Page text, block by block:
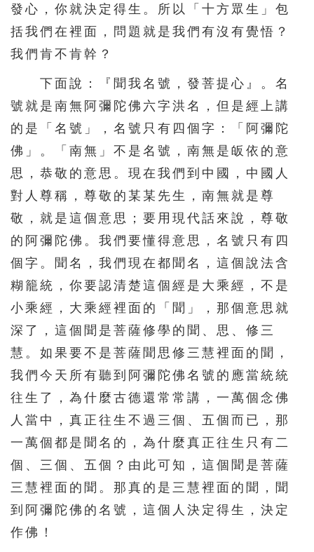
發心，你就決定得生。所以「十方眾生」包
括我們在裡面，問題就是我們有沒有覺悟？
我們肯不肯幹？
下面說：『聞我名號，發菩提心』。名
號就是南無阿彌陀佛六字洪名，但是經上講
的是「名號」，名號只有四個字：「阿彌陀
佛」。「南無」不是名號，南無是皈依的意
思，恭敬的意思。現在我們到中國，中國人
對人尊稱，尊敬的某某先生，南無就是尊
敬，就是這個意思；要用現代話來說，尊敬
的阿彌陀佛。我們要懂得意思，名號只有四
個字。聞名，我們現在都聞名，這個說法含
糊籠統，你要認清楚這個經是大乘經，不是
小乘經，大乘經裡面的「聞」，那個意思就
深了，這個聞是菩薩修學的聞、思、修三
慧。如果要不是菩薩聞思修三慧裡面的聞，
我們今天所有聽到阿彌陀佛名號的應當統統
往生了，為什麼古德還常常講，一萬個念佛
人當中，真正往生不過三個、五個而已，那
一萬個都是聞名的，為什麼真正往生只有二
個、三個、五個？由此可知，這個聞是菩薩
三慧裡面的聞。那真的是三慧裡面的聞，聞
到阿彌陀佛的名號，這個人決定得生，決定
作佛！